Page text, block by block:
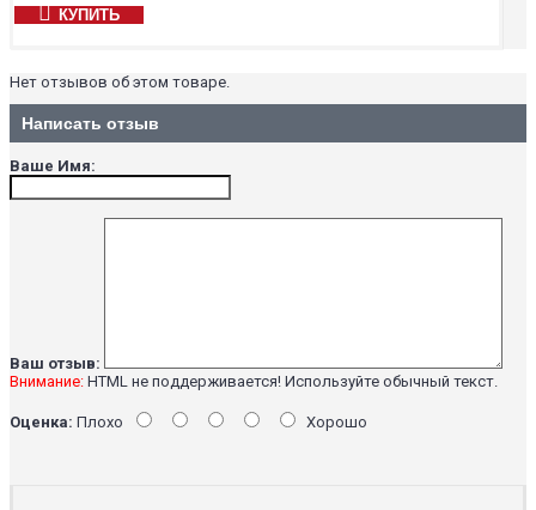
КУПИТЬ
Нет отзывов об этом товаре.
Написать отзыв
Ваше Имя:
Ваш отзыв:
Внимание: HTML не поддерживается! Используйте обычный текст.
Оценка: Плохо Хорошо